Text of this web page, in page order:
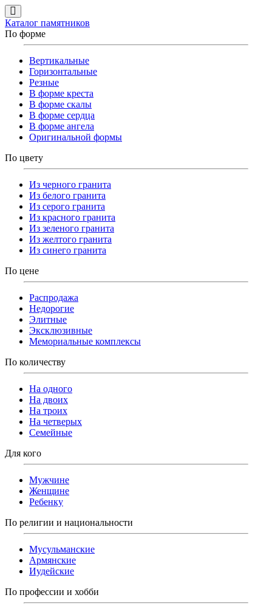
Каталог памятников
По форме
Вертикальные
Горизонтальные
Резные
В форме креста
В форме скалы
В форме сердца
В форме ангела
Оригинальной формы
По цвету
Из черного гранита
Из белого гранита
Из серого гранита
Из красного гранита
Из зеленого гранита
Из желтого гранита
Из синего гранита
По цене
Распродажа
Недорогие
Элитные
Эксклюзивные
Мемориальные комплексы
По количеству
На одного
На двоих
На троих
На четверых
Семейные
Для кого
Мужчине
Женщине
Ребенку
По религии и национальности
Мусульманские
Армянские
Иудейские
По профессии и хобби